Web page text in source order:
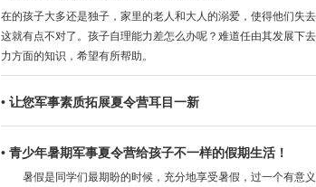
在的孩子大多还是独子，家里的老人和大人的溺爱，使得他们失
这就有点不对了。孩子自理能力差怎么办呢？难道任由其发展下
力方面的知识，希望有所帮助。
• 让您军事素质拓展夏令营耳目一新
• 青少年暑期军事夏令营给孩子不一样的假期生活！
暑假是同学们最期盼的时候，充分地享受暑假，过一个有意义